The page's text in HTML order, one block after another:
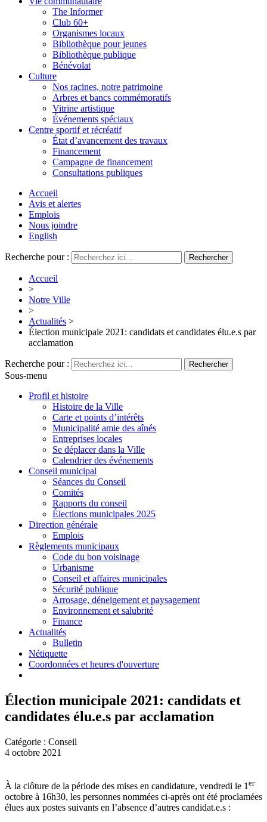
The Informer
Club 60+
Organismes locaux
Bibliothèque pour jeunes
Bibliothèque publique
Bénévolat
Culture
Nos racines, notre patrimoine
Arbres et bancs commémoratifs
Vitrine artistique
Événements spéciaux
Centre sportif et récréatif
État d’avancement des travaux
Financement
Campagne de financement
Consultations publiques
Accueil
Avis et alertes
Emplois
Nous joindre
English
Recherche pour :
Accueil
>
Notre Ville
>
Actualités >
Élection municipale 2021: candidats et candidates élu.e.s par
acclamation
Recherche pour :
Sous-menu
Profil et histoire
Histoire de la Ville
Carte et points d’intérêts
Municipalité amie des aînés
Entreprises locales
Se déplacer dans la Ville
Calendrier des événements
Conseil municipal
Séances du Conseil
Comités
Rapports du conseil
Élections municipales 2025
Direction générale
Emplois
Règlements municipaux
Code du bon voisinage
Urbanisme
Conseil et affaires municipales
Sécurité publique
Arrosage, déneigement et paysagement
Environnement et salubrité
Finance
Actualités
Bulletin
Nétiquette
Coordonnées et heures d'ouverture
Élection municipale 2021: candidats et
candidates élu.e.s par acclamation
Catégorie : Conseil
4 octobre 2021
À la clôture de la période des mises en candidature, vendredi le 1 er
octobre à 16h30, les personnes nommées ci-après ont été proclamées
élues aux postes suivants en l’absence d’autres candidat.e.s :